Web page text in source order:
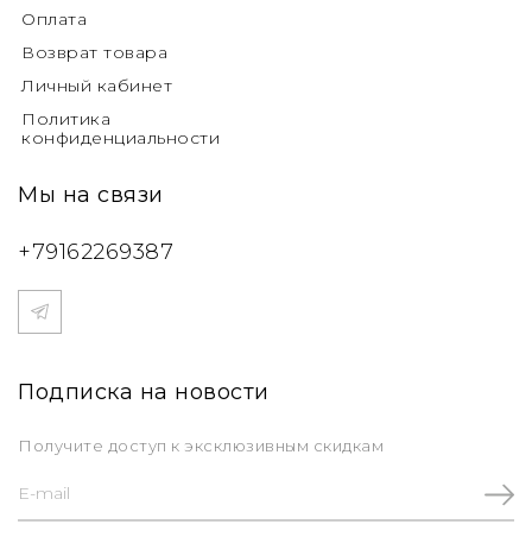
Оплата
Возврат товара
Личный кабинет
Политика
конфиденциальности
Мы на связи
+79162269387
Подписка на новости
Получите доступ к эксклюзивным скидкам